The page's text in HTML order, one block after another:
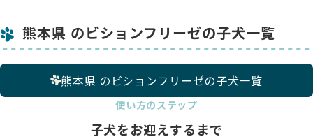
熊本県 のビションフリーゼの子犬一覧
熊本県 のビションフリーゼの子犬一覧
使い方のステップ
子犬をお迎えするまで